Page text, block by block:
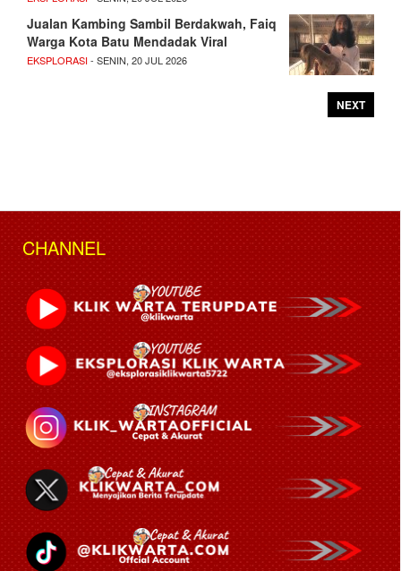
Jualan Kambing Sambil Berdakwah, Faiq
Warga Kota Batu Mendadak Viral
EKSPLORASI- SENIN, 20 JUL 2026
NEXT
CHANNEL